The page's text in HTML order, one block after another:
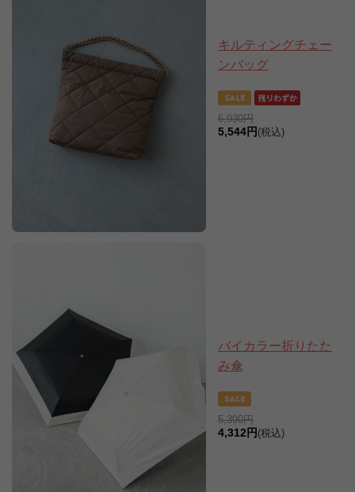
キルティングチェー
ンバッグ
6,930円
5,544円 (税込)
バイカラー折りたた
み傘
5,390円
4,312円 (税込)